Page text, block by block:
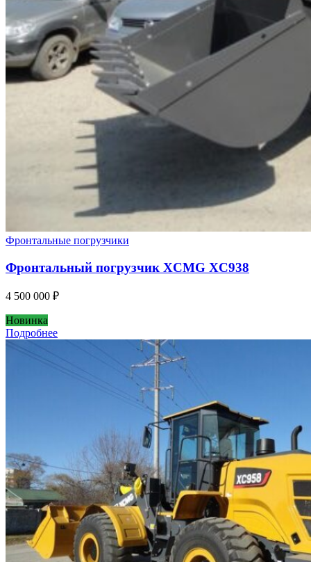
Фронтальные погрузчики
Фронтальный погрузчик XCMG XC938
4 500 000 ₽
Новинка
Подробнее